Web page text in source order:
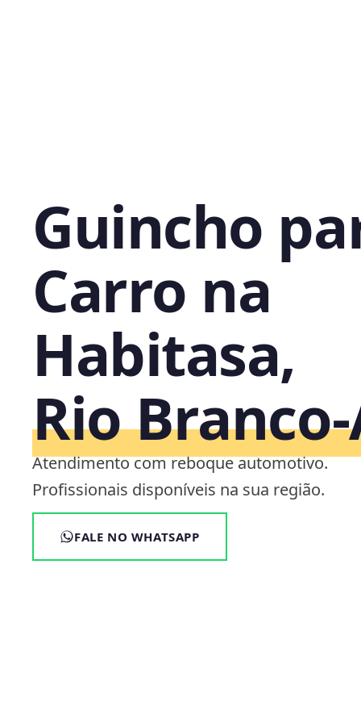
Guincho
Carro na
Habitasa,
Rio
Atendimento com reboque automotivo.
Profissionais disponíveis na sua região.
FALE NO WHATSAPP